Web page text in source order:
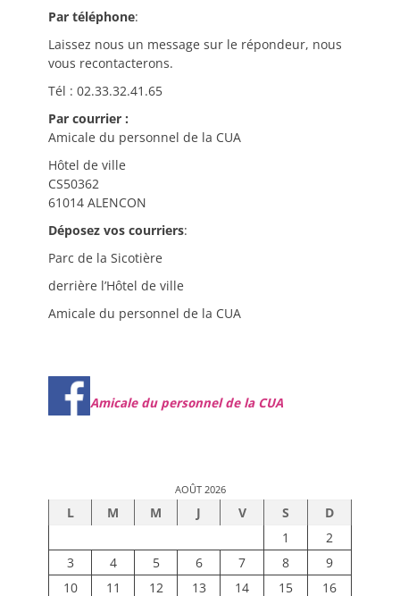
Par téléphone:
Laissez nous un message sur le répondeur, nous
vous recontacterons.
Tél : 02.33.32.41.65
Par courrier :
Amicale du personnel de la CUA
Hôtel de ville
CS50362
61014 ALENCON
Déposez vos courriers:
Parc de la Sicotière
derrière l’Hôtel de ville
Amicale du personnel de la CUA
Amicale du personnel de la CUA
AOÛT 2026
L M M J V S
D
1
2
3
4 5 6 7 8
9
10
11 12 13 14 15 16